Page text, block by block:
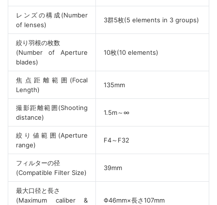
レンズの構成(Number
of lenses)
3群5枚(5 elements in 3 groups)
絞り羽根の枚数
(Number of Aperture
blades)
10枚(10 elements)
焦点距離範囲(Focal
Length)
135mm
撮影距離範囲(Shooting
distance)
1.5m～∞
絞り値範囲(Aperture
range)
F4～F32
フィルターの径
(Compatible Filter Size)
39mm
最大口径と長さ
(Maximum caliber &
Φ46mm×長さ107mm